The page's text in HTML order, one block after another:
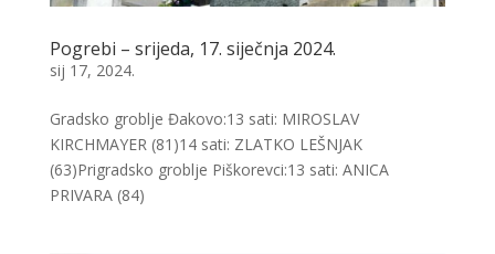
Pogrebi – srijeda, 17. siječnja 2024.
sij 17, 2024.
Gradsko groblje Đakovo:13 sati: MIROSLAV
KIRCHMAYER (81)14 sati: ZLATKO LEŠNJAK
(63)Prigradsko groblje Piškorevci:13 sati: ANICA
PRIVARA (84)